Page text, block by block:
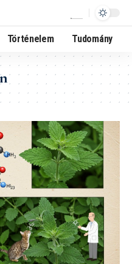
Történelem Tudomány